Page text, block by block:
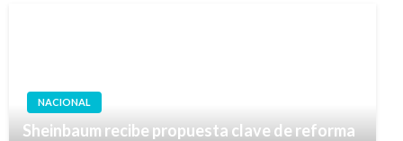
NACIONAL
Sheinbaum recibe propuesta clave de reforma